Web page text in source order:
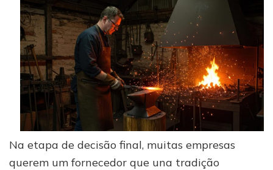
Na etapa de decisão final, muitas empresas
querem um fornecedor que una tradição